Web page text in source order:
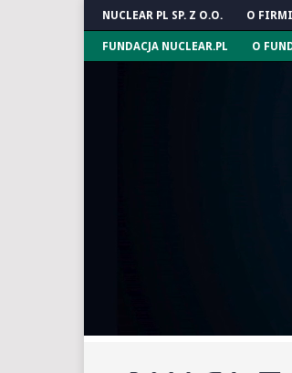
NUCLEAR PL SP. Z O.O. O
FUNDACJA NUCLEAR.PL O